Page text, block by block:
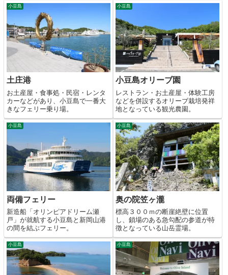
小豆島
土庄港
お土産屋・食事処・民宿・レンタ
カーなどがあり、小豆島で一番大
きなフェリー乗り場。
小豆島
小豆島オリーブ園
レストラン・お土産屋・体験工房
などを併設するオリーブ栽培発祥
地となっている観光農園。
小豆島
両備フェリー
新造船「オリンピアドリーム瀬
戸」が就航する小豆島と新岡山港
の間を結ぶフェリー。
小豆島
奥の院笠ヶ瀧
標高３００ｍの断崖絶壁に位置
し、鎖場のある急勾配の参道が特
徴となっている山岳霊場。
小豆島 小豆島